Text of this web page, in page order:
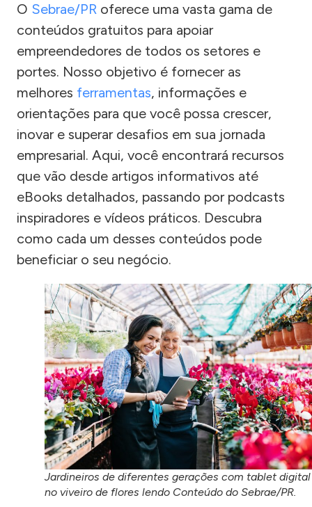
O Sebrae/PR oferece uma vasta gama de
conteúdos gratuitos para apoiar
empreendedores de todos os setores e
portes. Nosso objetivo é fornecer as
melhores ferramentas, informações e
orientações para que você possa crescer,
inovar e superar desafios em sua jornada
empresarial. Aqui, você encontrará recursos
que vão desde artigos informativos até
eBooks detalhados, passando por podcasts
inspiradores e vídeos práticos. Descubra
como cada um desses conteúdos pode
beneficiar o seu negócio.
Jardineiros de diferentes gerações com tablet digital
no viveiro de flores lendo Conteúdo do Sebrae/PR.